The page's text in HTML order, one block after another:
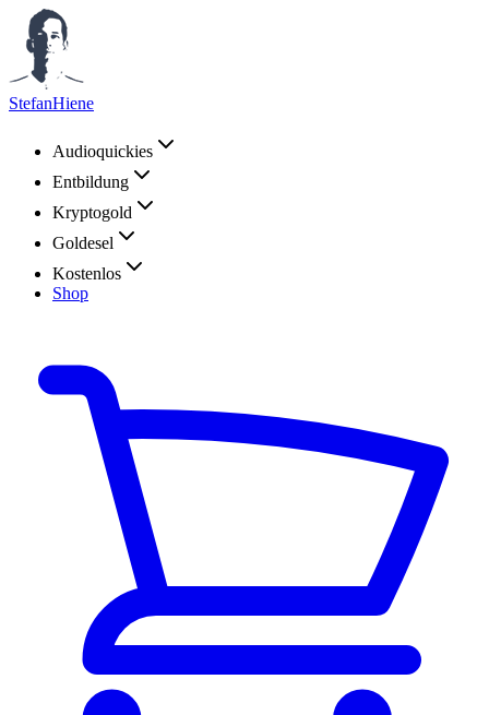
StefanHiene
Audioquickies
Entbildung
Kryptogold
Goldesel
Kostenlos
Shop